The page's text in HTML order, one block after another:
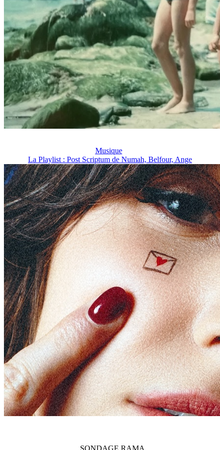
Musique
La Playlist : Post Scriptum de Numah, Belfour, Ange
SONDAGE RAMA